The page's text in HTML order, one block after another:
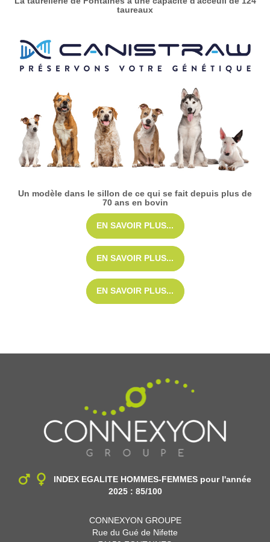
taureaux
Un modèle dans le sillon de ce qui se fait depuis plus de
70 ans en bovin
EN SAVOIR PLUS...
EN SAVOIR PLUS...
EN SAVOIR PLUS...
INDEX EGALITE HOMMES-FEMMES pour l'année
2025 : 85/100
CONNEXYON GROUPE
Rue du Gué de Nifette